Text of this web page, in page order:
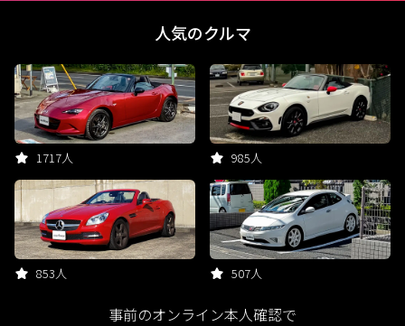
人気のクルマ
1717人 985人
853人 507人
事前のオンライン本人確認で